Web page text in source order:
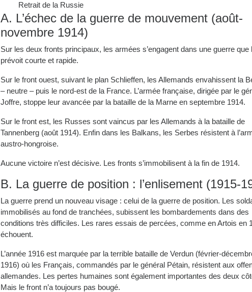
Retrait de la Russie
A. L’échec de la guerre de mouvement (août-
novembre 1914)
Sur les deux fronts principaux, les armées s’engagent dans une guerre que
prévoit courte et rapide.
Sur le front ouest, suivant le plan Schlieffen, les Allemands envahissent la
– neutre – puis le nord-est de la France. L’armée française, dirigée par le
Joffre, stoppe leur avancée par la bataille de la Marne en septembre 1914.
Sur le front est, les Russes sont vaincus par les Allemands à la bataille de
Tannenberg (août 1914). Enfin dans les Balkans, les Serbes résistent à
austro-hongroise.
Aucune victoire n’est décisive. Les fronts s’immobilisent à la fin de 1914.
B. La guerre de position : l’enlisement (1915-
La guerre prend un nouveau visage : celui de la guerre de position. Les
immobilisés au fond de tranchées, subissent les bombardements dans des
conditions très difficiles. Les rares essais de percées, comme en Artois en
échouent.
L’année 1916 est marquée par la terrible bataille de Verdun (février-
1916) où les Français, commandés par le général Pétain, résistent aux
allemandes. Les pertes humaines sont également importantes des deux
Mais le front n’a toujours pas bougé.